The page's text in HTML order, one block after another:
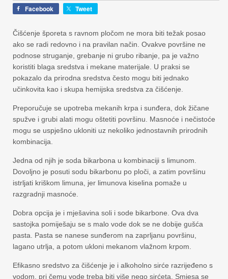
Facebook Tweet
Čišćenje šporeta s ravnom pločom ne mora biti težak posao
ako se radi redovno i na pravilan način. Ovakve površine ne
podnose struganje, grebanje ni grubo ribanje, pa je važno
koristiti blaga sredstva i mekane materijale. U praksi se
pokazalo da prirodna sredstva često mogu biti jednako
učinkovita kao i skupa hemijska sredstva za čišćenje.
Preporučuje se upotreba mekanih krpa i sunđera, dok žičane
spužve i grubi alati mogu oštetiti površinu. Masnoće i nečistoće
mogu se uspješno ukloniti uz nekoliko jednostavnih prirodnih
kombinacija.
Jedna od njih je soda bikarbona u kombinaciji s limunom.
Dovoljno je posuti sodu bikarbonu po ploči, a zatim površinu
istrljati kriškom limuna, jer limunova kiselina pomaže u
razgradnji masnoće.
Dobra opcija je i mješavina soli i sode bikarbone. Ova dva
sastojka pomiješaju se s malo vode dok se ne dobije gušća
pasta. Pasta se nanese sunđerom na zaprljanu površinu,
lagano utrlja, a potom ukloni mekanom vlažnom krpom.
Efikasno sredstvo za čišćenje je i alkoholno sirće razrijeđeno s
vodom, pri čemu vode treba biti više nego sirćeta. Smjesa se